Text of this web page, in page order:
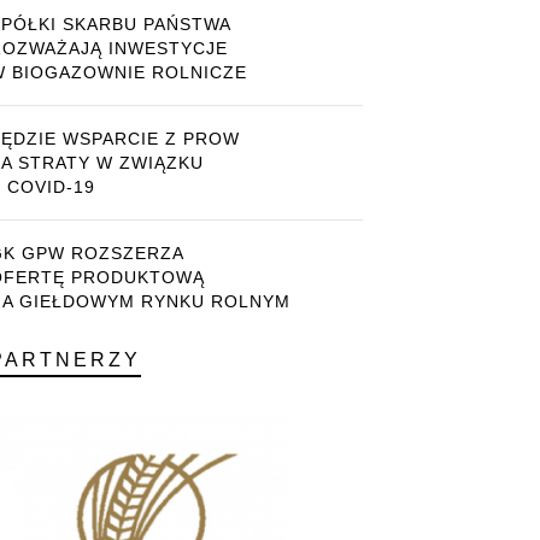
SKARBU PAŃSTWA
INWESTYCJE
BIOGAZOWNIE ROLNICZE
WSPARCIE Z PROW
STRATY W ZWIĄZKU
COVID-19
GPW ROZSZERZA
PRODUKTOWĄ
GIEŁDOWYM RYNKU ROLNYM